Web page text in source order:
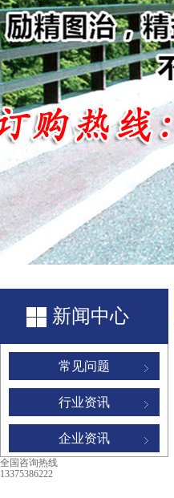
新闻中心
常见问题
行业资讯
企业资讯
全国咨询热线
13375386222